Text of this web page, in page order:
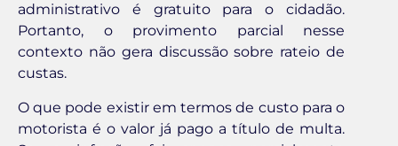
administrativo é gratuito para o cidadão.
Portanto, o provimento parcial nesse
contexto não gera discussão sobre rateio de
custas.
O que pode existir em termos de custo para o
motorista é o valor já pago a título de multa.